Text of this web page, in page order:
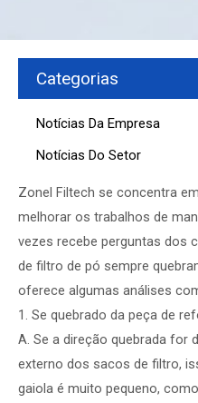
Categorias
Notícias Da Empresa
Notícias Do Setor
Zonel Filtech se concentra
melhorar os trabalhos de
vezes recebe perguntas dos
de filtro de pó sempre
oferece algumas análises
1. Se quebrado da peça de
A. Se a direção quebrada for
externo dos sacos de filtro,
gaiola é muito pequeno,